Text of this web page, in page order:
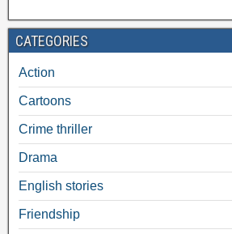
CATEGORIES
Action
Cartoons
Crime thriller
Drama
English stories
Friendship